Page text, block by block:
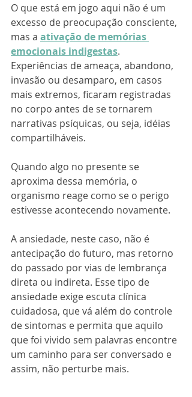
O que está em jogo aqui não é um
excesso de preocupação consciente,
mas a ativação de memórias
emocionais indigestas.
Experiências de ameaça, abandono,
invasão ou desamparo, em casos
mais extremos, ficaram registradas
no corpo antes de se tornarem
narrativas psíquicas, ou seja, idéias
compartilháveis.
Quando algo no presente se
aproxima dessa memória, o
organismo reage como se o perigo
estivesse acontecendo novamente.
A ansiedade, neste caso, não é
antecipação do futuro, mas retorno
do passado por vias de lembrança
direta ou indireta. Esse tipo de
ansiedade exige escuta clínica
cuidadosa, que vá além do controle
de sintomas e permita que aquilo
que foi vivido sem palavras encontre
um caminho para ser conversado e
assim, não perturbe mais.